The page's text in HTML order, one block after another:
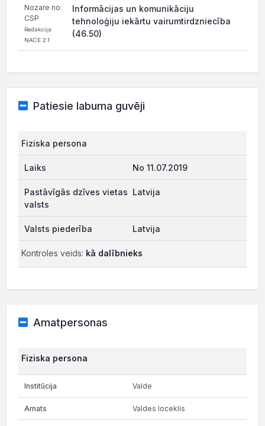
Nozare no
CSP
Redakcija
NACE 2.1
Informācijas un komunikāciju
tehnoloģiju iekārtu vairumtirdzniecība
(46.50)
Patiesie labuma guvēji
Fiziska persona
No 11.07.2019
Latvija
Latvija
Kontroles veids: kā dalībnieks
Amatpersonas
Fiziska persona
Valde
Valdes loceklis